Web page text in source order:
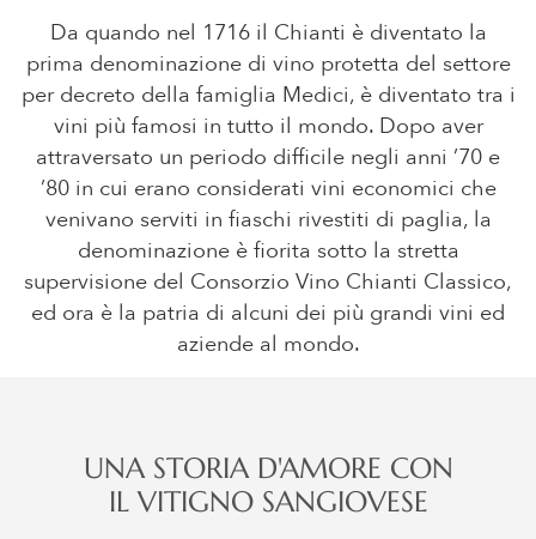
Da quando nel 1716 il Chianti è diventato la
prima denominazione di vino protetta del settore
per decreto della famiglia Medici, è diventato tra i
vini più famosi in tutto il mondo. Dopo aver
attraversato un periodo difficile negli anni ’70 e
’80 in cui erano considerati vini economici che
venivano serviti in fiaschi rivestiti di paglia, la
denominazione è fiorita sotto la stretta
supervisione del Consorzio Vino Chianti Classico,
ed ora è la patria di alcuni dei più grandi vini ed
aziende al mondo.
UNA STORIA D'AMORE CON
IL VITIGNO SANGIOVESE